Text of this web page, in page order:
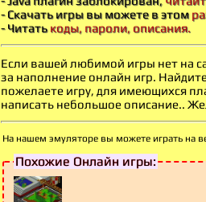
- Скачать игры вы можете в этом
- Читатькоды, пароли, описания.
Если вашей любимой игры нет на
за наполнение онлайн игр.
пожелаете игру, для имеющихся
написать небольшое описание..
На нашем эмуляторе вы можете играть на
Похожие Онлайн игры: